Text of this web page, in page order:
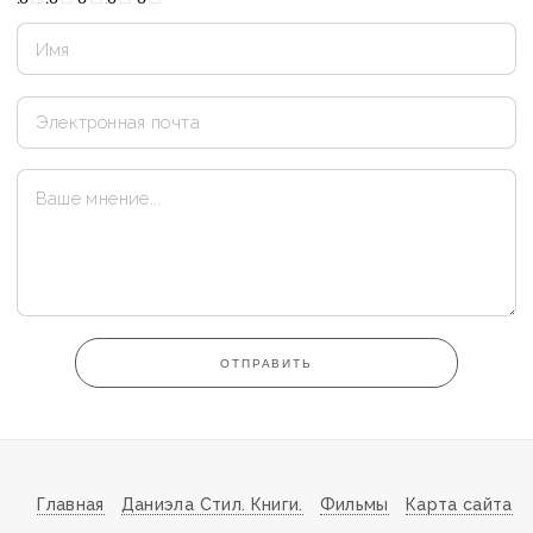
ОТПРАВИТЬ
Главная Даниэла Стил. Книги. Фильмы Карта сайта